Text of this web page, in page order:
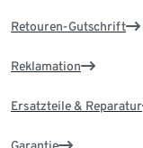
Retouren-Gutschrift
Reklamation
Ersatzteile & Reparatur